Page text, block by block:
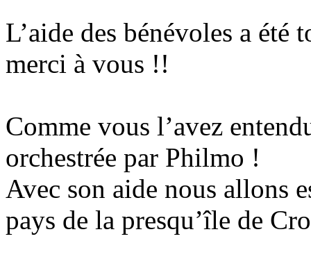
L’aide des bénévoles a
merci à vous !!
Comme vous l’avez
orchestrée par Philmo !
Avec son aide nous allons
pays de la presqu’île de